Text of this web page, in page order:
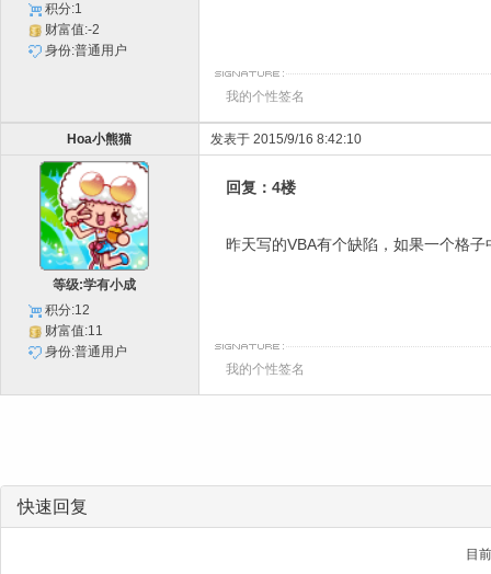
积分:1
财富值:-2
身份:普通用户
我的个性签名
Hoa小熊猫 发表于 2015/9/16 8:42:10
等级:学有小成
积分:12
财富值:11
身份:普通用户
回复：4楼
昨天写的VBA有个缺陷，如果一个格
我的个性签名
快速回复
目